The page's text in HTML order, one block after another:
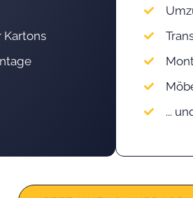
Kartons
...